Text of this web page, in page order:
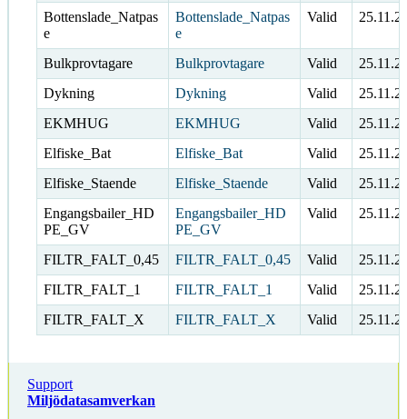
Bottenslade_Natpas
e
Bottenslade_Natpas
e
Valid
Bulkprovtagare Bulkprovtagare Valid
Dykning
Dykning Valid
EKMHUG
EKMHUG Valid
Elfiske_Bat
Elfiske_Bat Valid
Elfiske_Staende
Elfiske_Staende Valid
Engangsbailer_HD
PE_GV
Engangsbailer_HD
PE_GV
Valid
FILTR_FALT_0,45 FILTR_FALT_0,45 Valid
FILTR_FALT_1
FILTR_FALT_1 Valid
FILTR_FALT_X
FILTR_FALT_X Valid
Support
Miljödatasamverkan